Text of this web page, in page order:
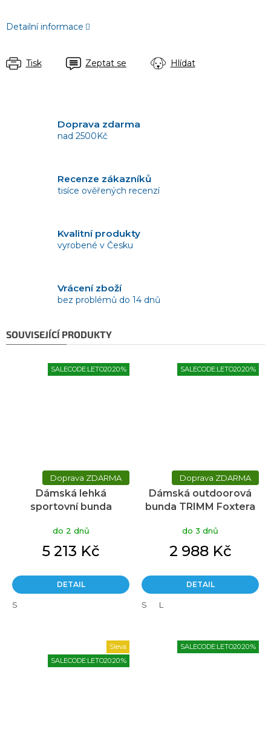
Detailní informace
Tisk Zeptat se Hlídat
Doprava zdarma
nad 2500Kč
Recenze zákazníků
tisíce ověřených recenzí
Kvalitní produkty
vyrobené v Česku
Vrácení zboží
bez problémů do 14 dnů
SOUVISEJÍCÍ PRODUKTY
SALECODE:LETO20:20:%
ZDARMA
Dámská lehká
sportovní bunda
tmavě modrá
do 2 dnů
5 213 Kč
DETAIL
S
SALECODE:LETO20:20:%
ZDARMA
Dámská outdoorová
bunda TRIMM Foxtera
do 3 dnů
2 988 Kč
DETAIL
S L
Sleva
SALECODE:LETO20:20:%
SALECODE:LETO20:20:%